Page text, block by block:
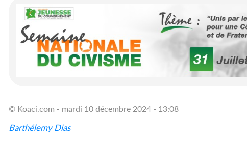
© Koaci.com - mardi 10 décembre 2024 - 13:08
Barthélemy Dias